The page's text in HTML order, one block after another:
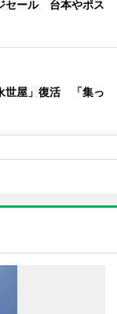
セール 台本やポス
世屋」復活 「集っ